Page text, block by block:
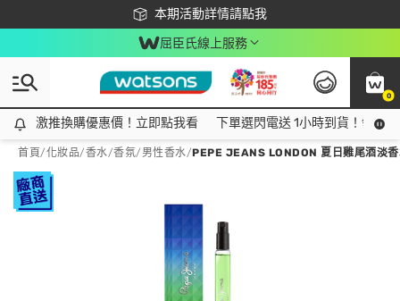
本期活動詳情請點我
下載app最高回饋$350
屈臣氏線上服務
0
激推換購優惠價！立即點我看
激推換購優惠價！立即點我看 下單選閃電送 1小時到貨！領神
首頁/化妝品/香水/香氛/ 男性香水/PEPE JEANS LONDON 夏日雞尾酒淡